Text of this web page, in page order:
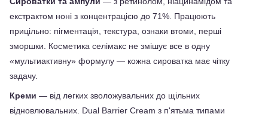
екстрактом ноні з концентрацією до 71%. Працюють
прицільно: пігментація, текстура, ознаки втоми, перші
зморшки. Косметика селімакс не змішує все в одну
«мультиактивну» формулу — кожна сироватка має чітку
задачу.
Креми — від легких зволожувальних до щільних
відновлювальних. Dual Barrier Cream з п'ятьма типами